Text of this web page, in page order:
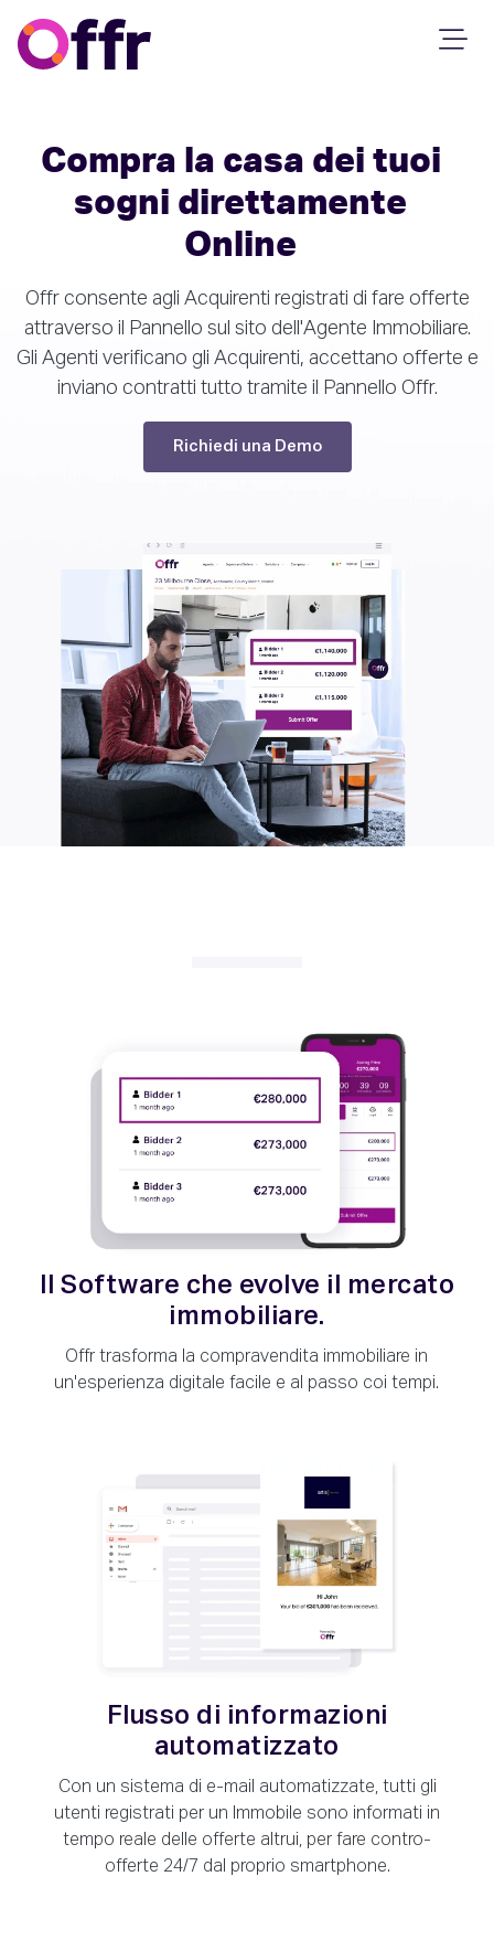
Compra la casa dei tuoi
sogni direttamente
Online
Offr consente agli Acquirenti registrati di fare offerte
attraverso il Pannello sul sito dell'Agente Immobiliare.
Gli Agenti verificano gli Acquirenti, accettano offerte e
inviano contratti tutto tramite il Pannello Offr.
Richiedi una Demo
Il Software che evolve il mercato
immobiliare.
Offr trasforma la compravendita immobiliare in
un'esperienza digitale facile e al passo coi tempi.
Flusso di informazioni
automatizzato
Con un sistema di e-mail automatizzate, tutti gli
utenti registrati per un Immobile sono informati in
tempo reale delle offerte altrui, per fare contro-
offerte 24/7 dal proprio smartphone.